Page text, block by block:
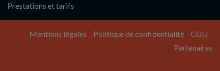
Prestations et tarifs
Mentions légales Politique de confidentialité
CGU
Partenaires